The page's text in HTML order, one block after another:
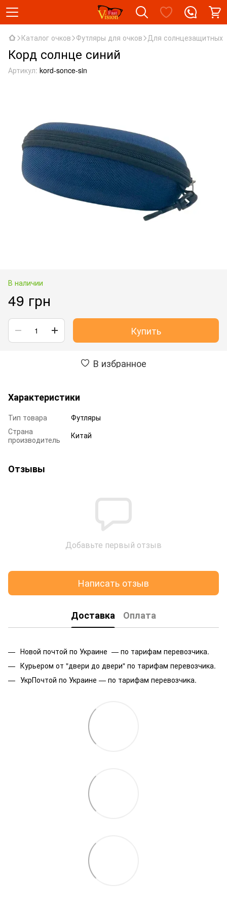
Каталог очков Футляры для очков Для солнцезащитных
Корд солнце синий
Артикул: kord-sonce-sin
В наличии
49 грн
Купить
В избранное
Характеристики
Тип товара
Футляры
Страна
производитель
Китай
Отзывы
Добавьте первый отзыв
Написать отзыв
Доставка Оплата
Новой почтой по Украине — по тарифам перевозчика.
Курьером от "двери до двери" по тарифам перевозчика.
УкрПочтой по Украине — по тарифам перевозчика.